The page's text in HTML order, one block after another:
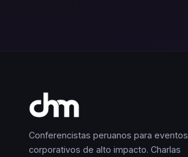
Conferencistas peruanos para eventos
corporativos de alto impacto. Charlas